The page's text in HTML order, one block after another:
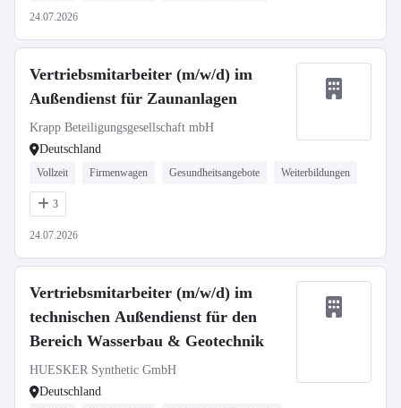
24.07.2026
Vertriebsmitarbeiter (m/w/d) im
Außendienst für Zaunanlagen
Krapp Beteiligungsgesellschaft mbH
Deutschland
Vollzeit Firmenwagen Gesundheitsangebote Weiterbildungen
3
24.07.2026
Vertriebsmitarbeiter (m/w/d) im
technischen Außendienst für den
Bereich Wasserbau & Geotechnik
HUESKER Synthetic GmbH
Deutschland